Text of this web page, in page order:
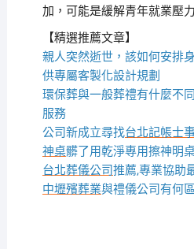
加，可能是緩解青年就業壓
【精選推薦文章】
親人突然逝世，該如何安排
供專屬客製化設計規劃
環保葬與一般葬禮有什麼不
服務
公司新成立尋找台北記帳士
神桌髒了用乾淨專用擦神明
台北葬儀公司推薦,專業協助
中壢殯葬業與禮儀公司有何